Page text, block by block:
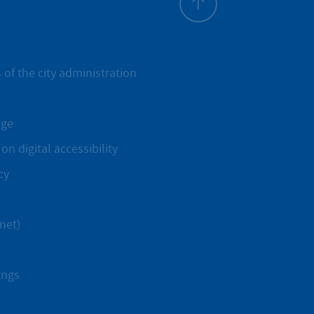
of the city administration
digital accessibility